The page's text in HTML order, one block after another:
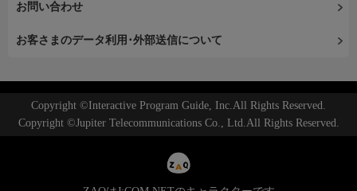
お問い合わせ
お客さまのデータ利用･外部送信について
Copyright ©Interactive Program Guide, Inc.All Rights Reserved.
Copyright ©Jupiter Telecommunications Co., Ltd.All Rights Reserved.